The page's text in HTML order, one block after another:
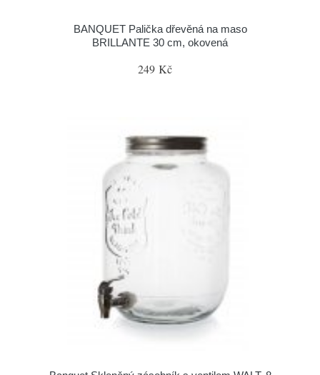
BANQUET Palička dřevěná na maso
BRILLANTE 30 cm, okovená
249 Kč